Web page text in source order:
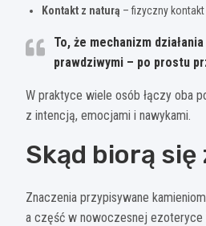
Kontakt z naturą – fizyczny
To, że mechanizm
prawdziwymi – po prostu
W praktyce wiele osób łączy oba
z intencją, emocjami i nawykami.
Skąd biorą
Znaczenia przypisywane
a część w nowoczesnej ezoteryce